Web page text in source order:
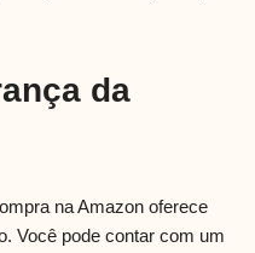
da
na Amazon oferece
Você pode contar com um